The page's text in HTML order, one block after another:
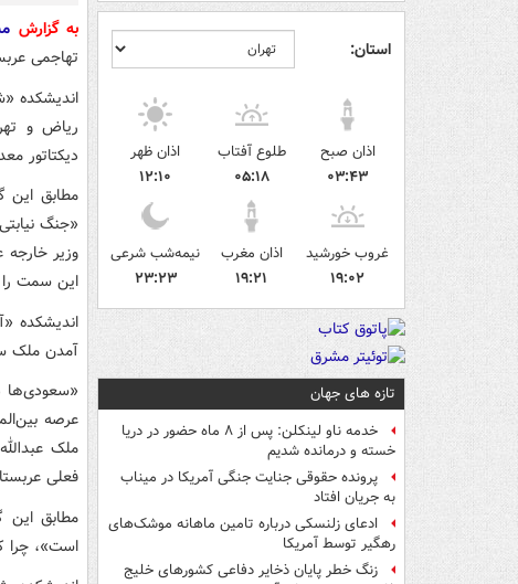
استان:
اذان صبح
۰۳:۴۳
طلوع آفتاب
۰۵:۱۸
اذان ظهر
۱۲:۱۰
غروب خورشید
۱۹:۰۲
اذان مغرب
۱۹:۲۱
نیمه‌شب شرعی
۲۳:۲۳
تازه های جهان
خدمه ناو لینکلن: پس از ۸ ماه حضور در دریا
خسته و درمانده‌ شدیم
پرونده حقوقی جنایت جنگی آمریکا در میناب
به جریان افتاد
ادعای زلنسکی درباره تامین ماهانه موشک‌های
رهگیر توسط آمریکا
زنگ خطر پایان ذخایر دفاعی کشورهای خلیج
به گزارش
تهاجمی
اندیشکده
ریاض و
دیکتاتور معدوم
«جنگ
وزیر
این سمت را
اندیشکده
آمدن ملک
«سعودی‌ها
عرصه
فعلی
مطابق این
است»، چرا